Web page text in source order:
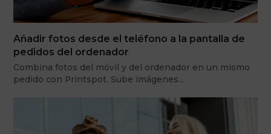
Añadir fotos desde el teléfono a la pantalla de
pedidos del ordenador
Combina fotos del móvil y del ordenador en un mismo
pedido con Printspot. Sube imágenes…